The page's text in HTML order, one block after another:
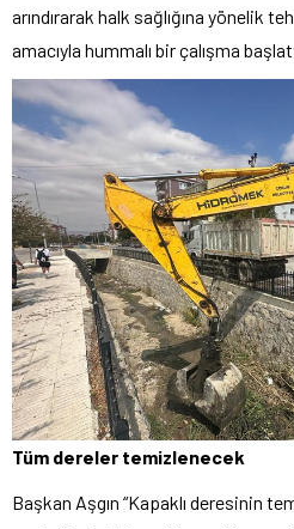
arındırarak halk sağlığına yönelik
amacıyla hummalı bir çalışma
Tüm dereler temizlenecek
Başkan Aşgın “Kapaklı deresinin